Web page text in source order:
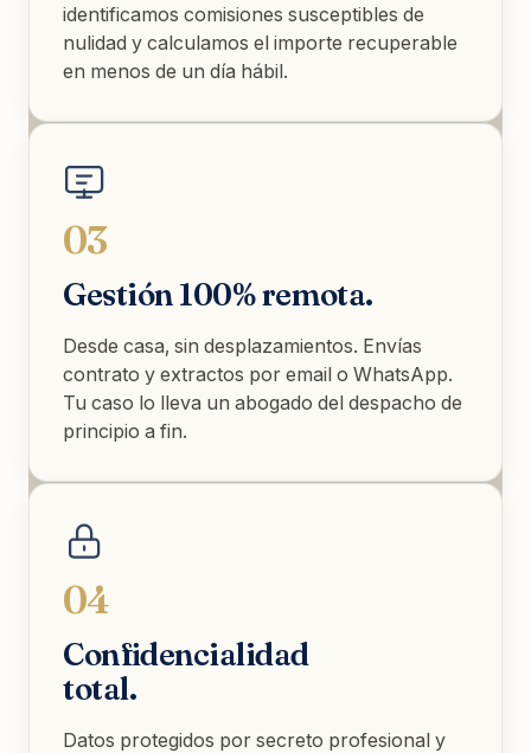
identificamos comisiones susceptibles de
nulidad y calculamos el importe recuperable
en menos de un día hábil.
03
Gestión 100% remota.
Desde casa, sin desplazamientos. Envías
contrato y extractos por email o WhatsApp.
Tu caso lo lleva un abogado del despacho de
principio a fin.
04
Confidencialidad
total.
Datos protegidos por secreto profesional y